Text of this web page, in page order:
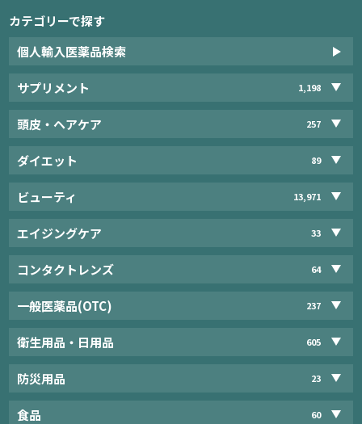
カテゴリーで探す
個人輸入医薬品検索
サプリメント 1,198
頭皮・ヘアケア 257
ダイエット 89
ビューティ 13,971
エイジングケア 33
コンタクトレンズ 64
一般医薬品(OTC) 237
衛生用品・日用品 605
防災用品 23
食品 60